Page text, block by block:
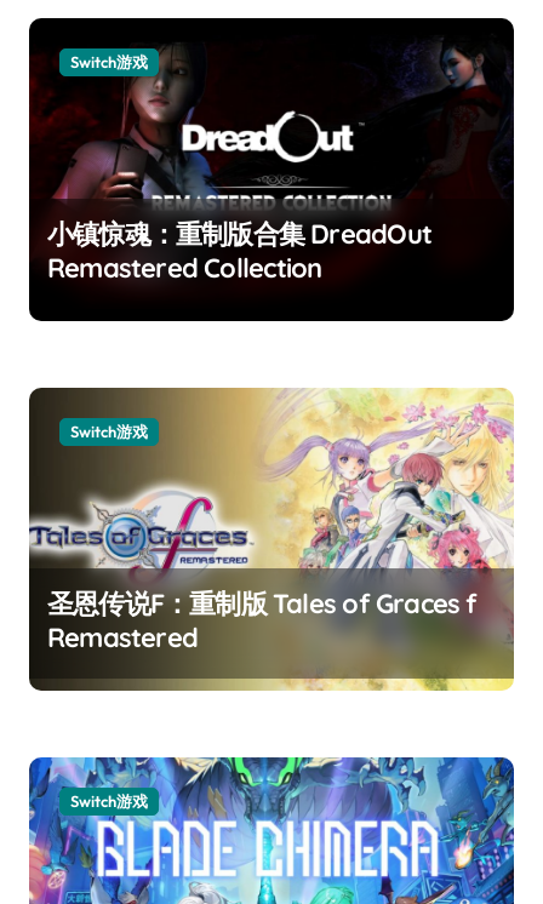
Switch游戏
小镇惊魂：重制版合集 DreadOut
Remastered Collection
Switch游戏
圣恩传说F：重制版 Tales of Graces f
Remastered
Switch游戏